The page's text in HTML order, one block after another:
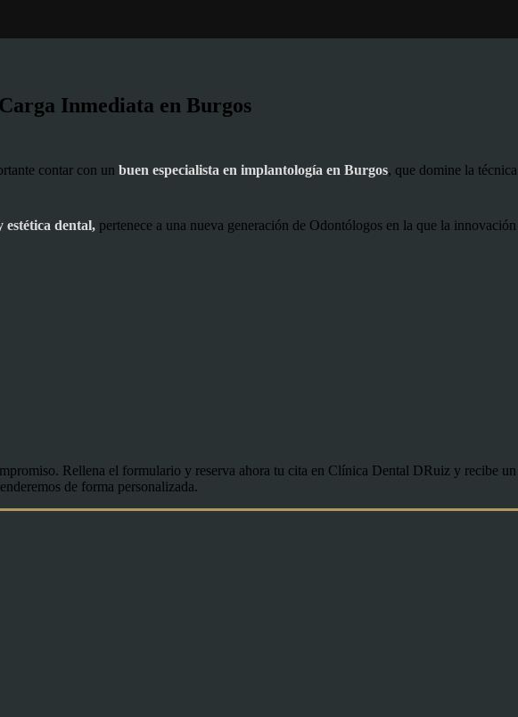
Inmediata en Burgos
contar con un buen especialista en implantología en Burgos, que domine la
estética dental, pertenece a una nueva generación de Odontólogos en la que la
Rellena el formulario y reserva ahora tu cita en Clínica Dental DRuiz y recibe
de forma personalizada.